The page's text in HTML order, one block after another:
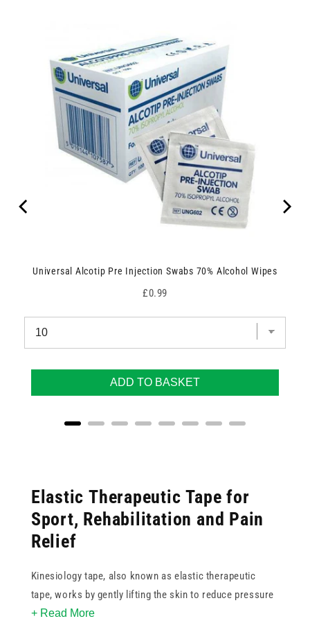
Universal Alcotip Pre Injection Swabs 70% Alcohol Wipes
Price
£0.99
ADD TO BASKET
Elastic Therapeutic Tape for
Sport, Rehabilitation and Pain
Relief
Kinesiology tape, also known as elastic therapeutic
tape, works by gently lifting the skin to reduce pressure
on the tissue beneath, which can help ease localised
+ Read More